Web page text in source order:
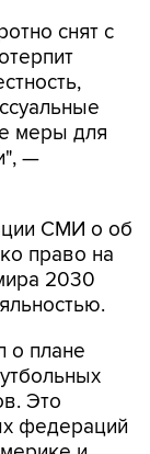
снят с
меры для
—
СМИ о об
право на
2030
о плане
Это
федераций